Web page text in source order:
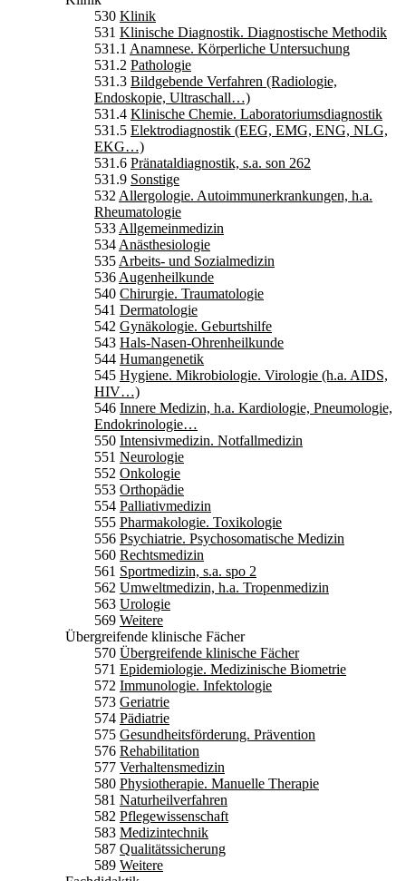
530 Klinik
531 Klinische Diagnostik. Diagnostische Methodik
531.1 Anamnese. Körperliche Untersuchung
531.2 Pathologie
531.3 Bildgebende Verfahren (Radiologie,
Endoskopie, Ultraschall…)
531.4 Klinische Chemie. Laboratoriumsdiagnostik
531.5 Elektrodiagnostik (EEG, EMG, ENG, NLG,
EKG…)
531.6 Pränataldiagnostik, s.a. son 262
531.9 Sonstige
532 Allergologie. Autoimmunerkrankungen, h.a.
Rheumatologie
533 Allgemeinmedizin
534 Anästhesiologie
535 Arbeits- und Sozialmedizin
536 Augenheilkunde
540 Chirurgie. Traumatologie
541 Dermatologie
542 Gynäkologie. Geburtshilfe
543 Hals-Nasen-Ohrenheilkunde
544 Humangenetik
545 Hygiene. Mikrobiologie. Virologie (h.a. AIDS,
HIV…)
546 Innere Medizin, h.a. Kardiologie, Pneumologie,
Endokrinologie…
550 Intensivmedizin. Notfallmedizin
551 Neurologie
552 Onkologie
553 Orthopädie
554 Palliativmedizin
555 Pharmakologie. Toxikologie
556 Psychiatrie. Psychosomatische Medizin
560 Rechtsmedizin
561 Sportmedizin, s.a. spo 2
562 Umweltmedizin, h.a. Tropenmedizin
563 Urologie
569 Weitere
Übergreifende klinische Fächer
570 Übergreifende klinische Fächer
571 Epidemiologie. Medizinische Biometrie
572 Immunologie. Infektologie
573 Geriatrie
574 Pädiatrie
575 Gesundheitsförderung. Prävention
576 Rehabilitation
577 Verhaltensmedizin
580 Physiotherapie. Manuelle Therapie
581 Naturheilverfahren
582 Pflegewissenschaft
583 Medizintechnik
587 Qualitätssicherung
589 Weitere